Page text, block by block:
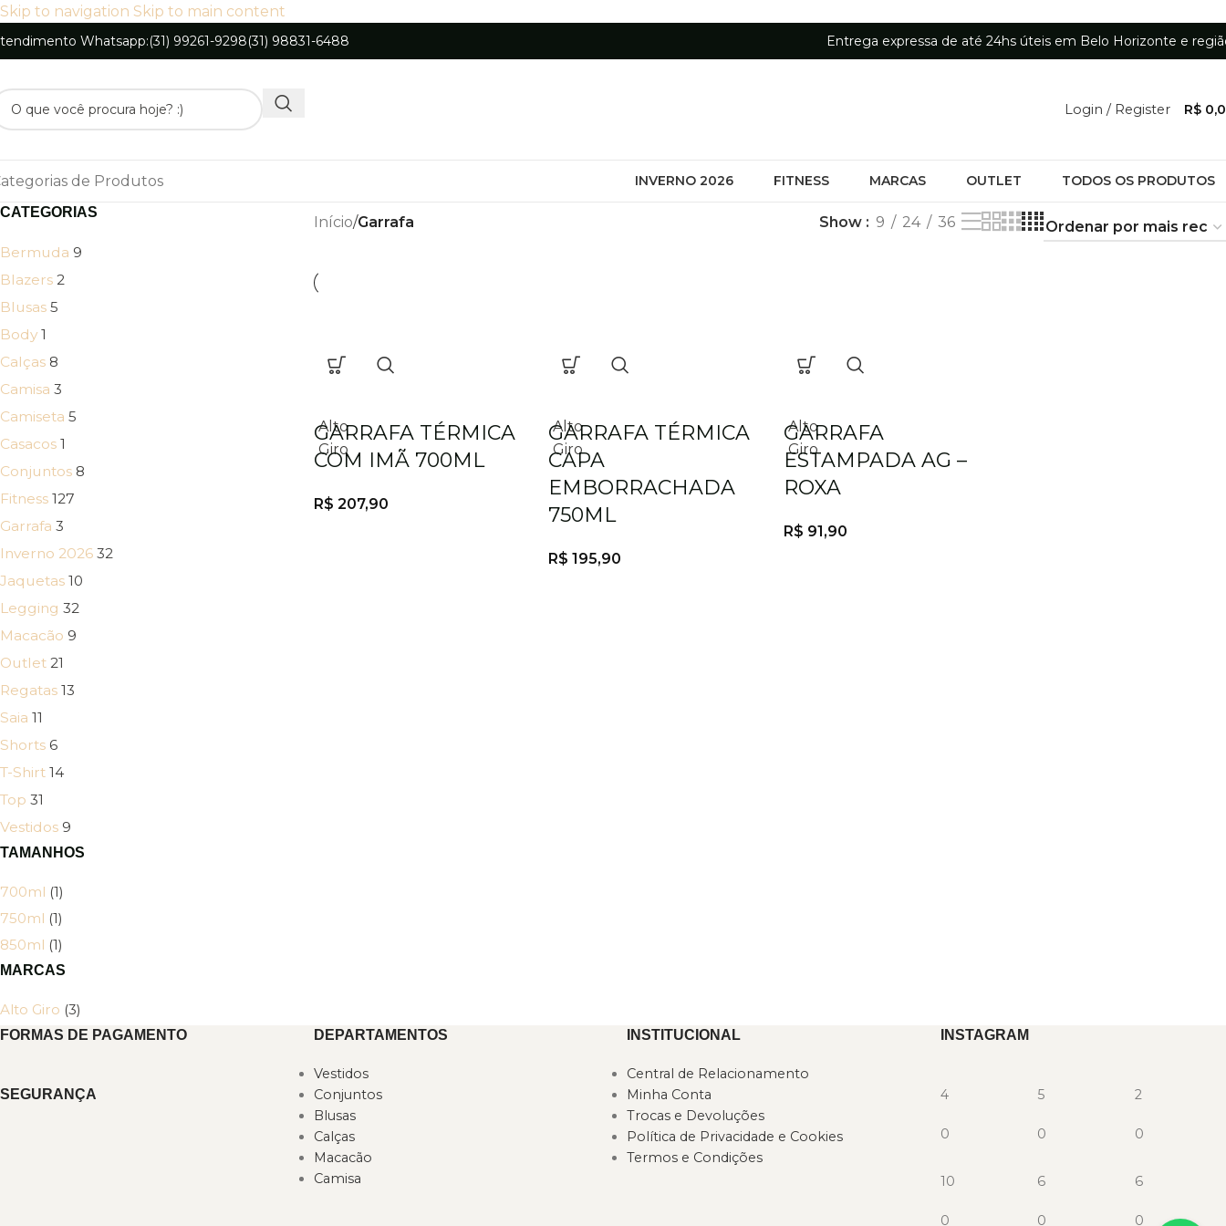
Skip to navigation Skip to main content
Whatsapp:(31) 99261-9298(31) 98831-6488 Entrega expressa de até 24hs úteis em Belo Horizonte e
Login / Register R$
de Produtos INVERNO 2026 FITNESS MARCAS OUTLET TODOS OS PRODUTOS
CATEGORIAS
Bermuda 9
Blazers 2
Blusas 5
Body 1
Calças 8
Camisa 3
Camiseta 5
Casacos 1
Conjuntos 8
Fitness 127
Garrafa 3
Inverno 2026 32
Jaquetas 10
Legging 32
Macacão 9
Outlet 21
Regatas 13
Saia 11
Shorts 6
T-Shirt 14
Top 31
Vestidos 9
TAMANHOS
700ml (1)
750ml (1)
850ml (1)
MARCAS
Alto Giro (3)
Início/Garrafa Show 9 24 36
Alto
Giro
GARRAFA TÉRMICA
COM IMÃ 700ML
R$ 207,90
Alto
Giro
GARRAFA TÉRMICA
CAPA
EMBORRACHADA
750ML
R$ 195,90
Alto
Giro
GARRAFA
ESTAMPADA AG –
ROXA
R$ 91,90
FORMAS DE PAGAMENTO
SEGURANÇA
DEPARTAMENTOS
Vestidos
Conjuntos
Blusas
Calças
Macacão
Camisa
INSTITUCIONAL
Central de Relacionamento
Minha Conta
Trocas e Devoluções
Política de Privacidade e Cookies
Termos e Condições
INSTAGRAM
4
0
5
0
2
0
10
0
6
0
6
0